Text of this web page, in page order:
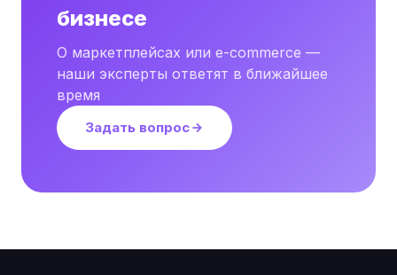
бизнесе
О маркетплейсах или e-commerce —
наши эксперты ответят в ближайшее
время
Задать вопрос